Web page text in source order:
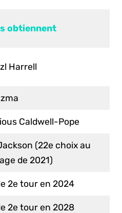
obtiennent
Harrell
Caldwell-Pope
(22e choix au
de 2021)
2e tour en 2024
2e tour en 2028